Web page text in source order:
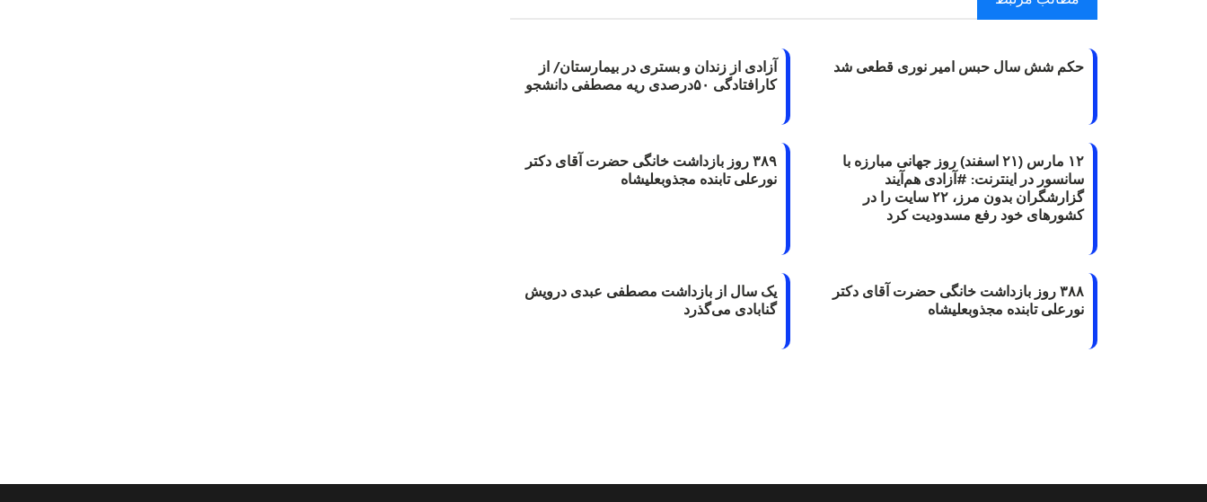
حکم شش سال حبس امیر نوری قطعی شد
آزادی از زندان و بستری در بیمارستان/ از
کارافتادگی ۵۰درصدی ریه مصطفی دانشجو
۱۲ مارس (۲۱ اسفند) روز جهانی مبارزه با
سانسور در اینترنت: #آزادی هم‌آیند
گزارشگران‌ بدون مرز، ۲۲ سایت را در
کشورهای خود رفع مسدودیت کرد
۳۸۹ روز بازداشت خانگی حضرت آقای دکتر
نورعلی تابنده مجذوبعلیشاه
۳۸۸ روز بازداشت خانگی حضرت آقای دکتر
نورعلی تابنده مجذوبعلیشاه
یک سال از بازداشت مصطفی عبدی درویش
گنابادی می‌گذرد